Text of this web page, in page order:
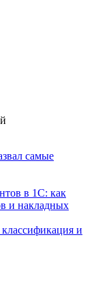
самые
в 1С: как
и накладных
и